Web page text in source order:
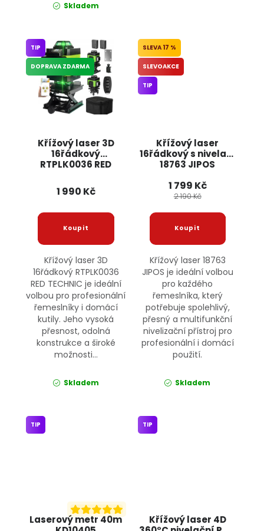
Skladem
Křížový laser 3D
16řádkový
RTPLK0036 RED
TIP
DOPRAVA ZDARMA
1 990 Kč
Křížový laser 3D
16řádkový RTPLK0036
RED TECHNIC je ideální
volbou pro profesionální
řemeslníky i domácí
kutily. Jeho vysoká
přesnost, odolná
konstrukce a široké
možnosti...
Skladem
Křížový laser
16řádkový s nivelací
18763 JIPOS
17 %
SLEVOAKCE
TIP
1 799 Kč
2 190 Kč
Křížový laser 18763
JIPOS je ideální volbou
pro každého
řemeslníka, který
potřebuje spolehlivý,
přesný a multifunkční
nivelizační přístroj pro
profesionální i domácí
použití.
Skladem
Laserový metr 40m
TIP
Křížový laser 4D
TIP